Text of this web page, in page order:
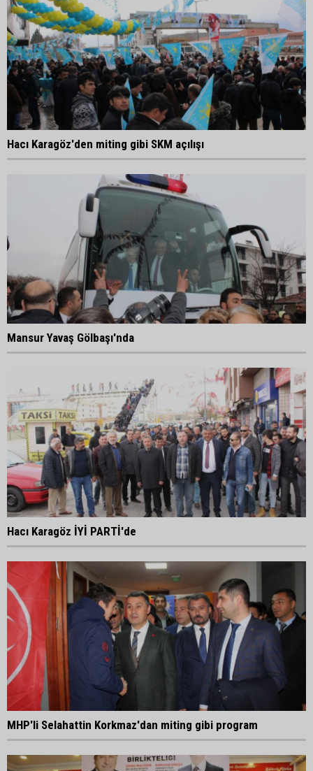
Hacı Karagöz'den miting gibi SKM açılışı
Mansur Yavaş Gölbaşı'nda
Hacı Karagöz İYİ PARTİ'de
MHP'li Selahattin Korkmaz'dan miting gibi program